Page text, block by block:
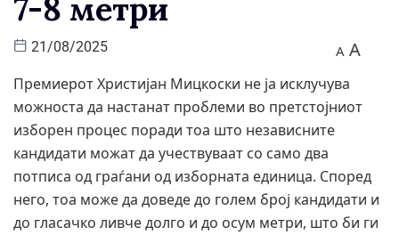
7-8 метри
21/08/2025 A A
Премиерот Христијан Мицкоски не ја исклучува
можноста да настанат проблеми во претстојниот
изборен процес поради тоа што независните
кандидати можат да учествуваат со само два
потписа од граѓани од изборната единица. Според
него, тоа може да доведе до голем број кандидати и
до гласачко ливче долго и до осум метри, што би ги